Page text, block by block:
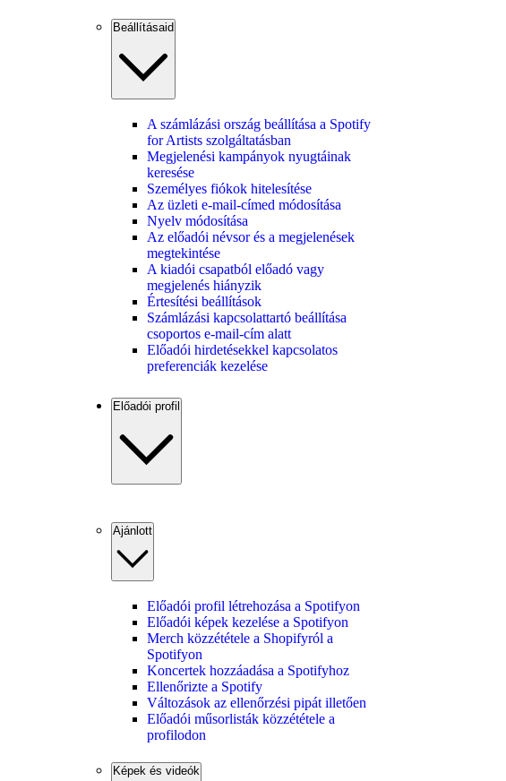
Beállításaid
A számlázási ország beállítása a Spotify
for Artists szolgáltatásban
Megjelenési kampányok nyugtáinak
keresése
Személyes fiókok hitelesítése
Az üzleti e-mail-címed módosítása
Nyelv módosítása
Az előadói névsor és a megjelenések
megtekintése
A kiadói csapatból előadó vagy
megjelenés hiányzik
Értesítési beállítások
Számlázási kapcsolattartó beállítása
csoportos e-mail-cím alatt
Előadói hirdetésekkel kapcsolatos
preferenciák kezelése
Előadói profil
Ajánlott
Előadói profil létrehozása a Spotifyon
Előadói képek kezelése a Spotifyon
Merch közzététele a Shopifyról a
Spotifyon
Koncertek hozzáadása a Spotifyhoz
Ellenőrizte a Spotify
Változások az ellenőrzési pipát illetően
Előadói műsorlisták közzététele a
profilodon
Képek és videók